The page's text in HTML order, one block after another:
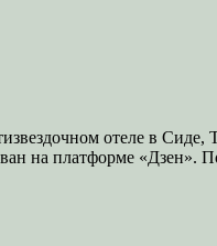
отеле в
на платформе «Дзен».